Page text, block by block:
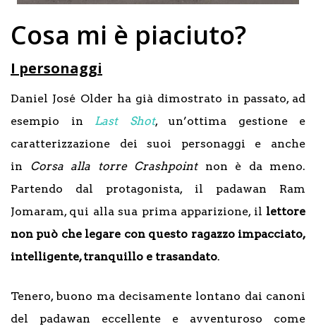
Cosa mi è piaciuto?
I personaggi
Daniel José Older ha già dimostrato in passato, ad
esempio in Last Shot, un’ottima gestione e
caratterizzazione dei suoi personaggi e anche
in Corsa alla torre Crashpointnon è da meno.
Partendo dal protagonista, il padawan Ram
Jomaram, qui alla sua prima apparizione, il lettore
non può che legare con questo ragazzo impacciato,
intelligente, tranquillo e trasandato.
Tenero, buono ma decisamente lontano dai canoni
del padawan eccellente e avventuroso come